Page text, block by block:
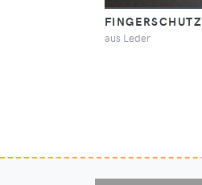
FINGERSCHUTZ
aus Leder